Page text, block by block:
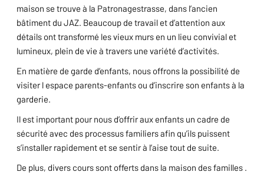
maison se trouve à la Patronagestrasse, dans l’ancien
bâtiment du JAZ. Beaucoup de travail et d’attention aux
détails ont transformé les vieux murs en un lieu convivial et
lumineux, plein de vie à travers une variété d’activités.
En matière de garde d’enfants, nous offrons la possibilité de
visiter l espace parents-enfants ou d’inscrire son enfants à la
garderie.
Il est important pour nous d’offrir aux enfants un cadre de
sécurité avec des processus familiers afin qu’ils puissent
s’installer rapidement et se sentir à l’aise tout de suite.
De plus, divers cours sont offerts dans la maison des familles .